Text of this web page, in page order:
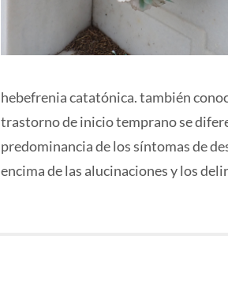
hebefrenia catatónica. también
trastorno de inicio temprano se
predominancia de los síntomas de
encima de las alucinaciones y los